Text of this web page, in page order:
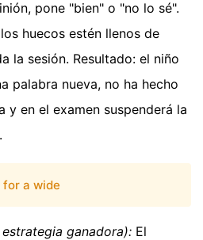
pone "bien" o "no lo sé".
huecos estén llenos de
la sesión. Resultado: el niño
palabra nueva, no ha hecho
y en el examen suspenderá la
for a wide
ganadora): El